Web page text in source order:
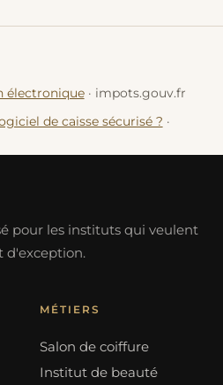
électronique · impots.gouv.fr
de caisse sécurisé ? ·
pour les instituts qui veulent
d'exception.
MÉTIERS
Salon de coiffure
Institut de beauté